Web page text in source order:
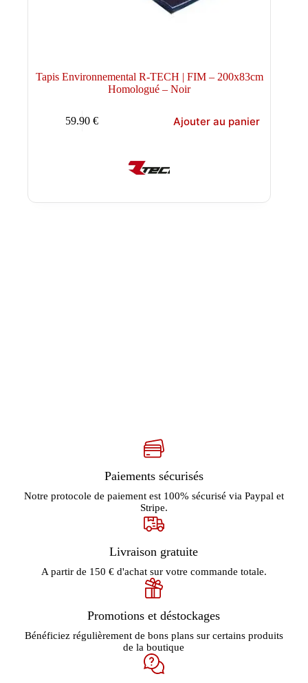
Tapis Environnemental R-TECH | FIM – 200x83cm
Homologué – Noir
59.90€ Ajouter au panier
Paiements sécurisés
Notre protocole de paiement est 100% sécurisé via Paypal et
Stripe.
Livraison gratuite
A partir de 150 € d'achat sur votre commande totale.
Promotions et déstockages
Bénéficiez régulièrement de bons plans sur certains produits
de la boutique